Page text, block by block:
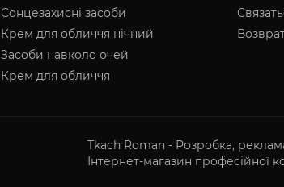
Сонцезахисні засоби
Крем для обличчя нічний
Засоби навколо очей
Крем для обличчя
Tkach Roman - Розробка,
Інтернет-магазин професійної